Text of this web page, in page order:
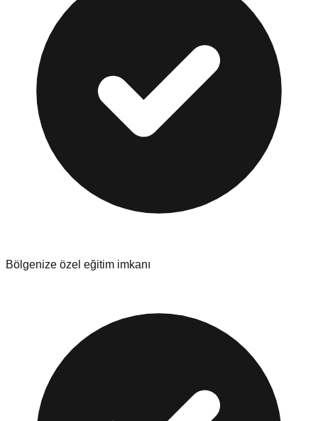
Bölgenize özel eğitim imkanı